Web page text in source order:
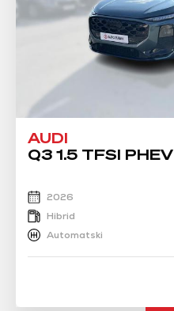
AUDI
Q3 1.5 TFSI PHEV
2026
Hibrid
Automatski